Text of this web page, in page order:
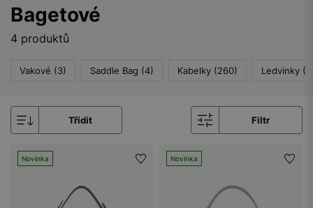
Bagetové
4 produktů
Vakové (3) Saddle Bag (4) Kabelky (260) Ledvinky
Třídit Filtr
Novinka Novinka